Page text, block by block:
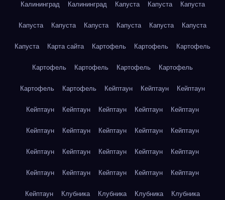
Калининград Калининград Капуста Капуста Капуста
Капуста Капуста Капуста Капуста Капуста Капуста
Капуста Карта сайта Картофель Картофель Картофель
Картофель Картофель Картофель Картофель
Картофель Картофель Кейптаун Кейптаун Кейптаун
Кейптаун Кейптаун Кейптаун Кейптаун Кейптаун
Кейптаун Кейптаун Кейптаун Кейптаун Кейптаун
Кейптаун Кейптаун Кейптаун Кейптаун Кейптаун
Кейптаун Кейптаун Кейптаун Кейптаун Кейптаун
Кейптаун Клубника Клубника Клубника Клубника